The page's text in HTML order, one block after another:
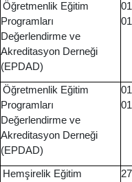
Öğretmenlik Eğitim
Programları
Değerlendirme ve
Akreditasyon Derneği
(EPDAD)
Öğretmenlik Eğitim
Programları
Değerlendirme ve
Akreditasyon Derneği
(EPDAD)
Hemşirelik Eğitim